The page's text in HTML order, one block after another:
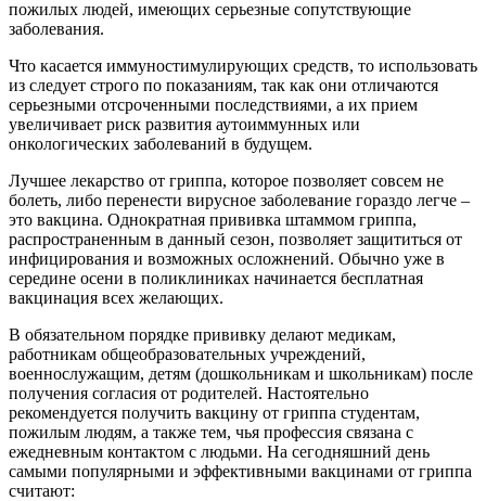
пожилых людей, имеющих серьезные сопутствующие
заболевания.
Что касается иммуностимулирующих средств, то использовать
из следует строго по показаниям, так как они отличаются
серьезными отсроченными последствиями, а их прием
увеличивает риск развития аутоиммунных или
онкологических заболеваний в будущем.
Лучшее лекарство от гриппа, которое позволяет совсем не
болеть, либо перенести вирусное заболевание гораздо легче –
это вакцина. Однократная прививка штаммом гриппа,
распространенным в данный сезон, позволяет защититься от
инфицирования и возможных осложнений. Обычно уже в
середине осени в поликлиниках начинается бесплатная
вакцинация всех желающих.
В обязательном порядке прививку делают медикам,
работникам общеобразовательных учреждений,
военнослужащим, детям (дошкольникам и школьникам) после
получения согласия от родителей. Настоятельно
рекомендуется получить вакцину от гриппа студентам,
пожилым людям, а также тем, чья профессия связана с
ежедневным контактом с людьми. На сегодняшний день
самыми популярными и эффективными вакцинами от гриппа
считают: